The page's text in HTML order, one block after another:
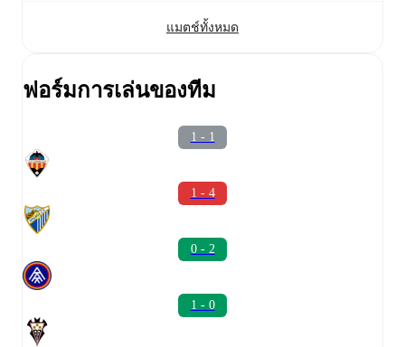
แมตช์ทั้งหมด
ฟอร์มการเล่นของทีม
1 - 1
1 - 4
0 - 2
1 - 0